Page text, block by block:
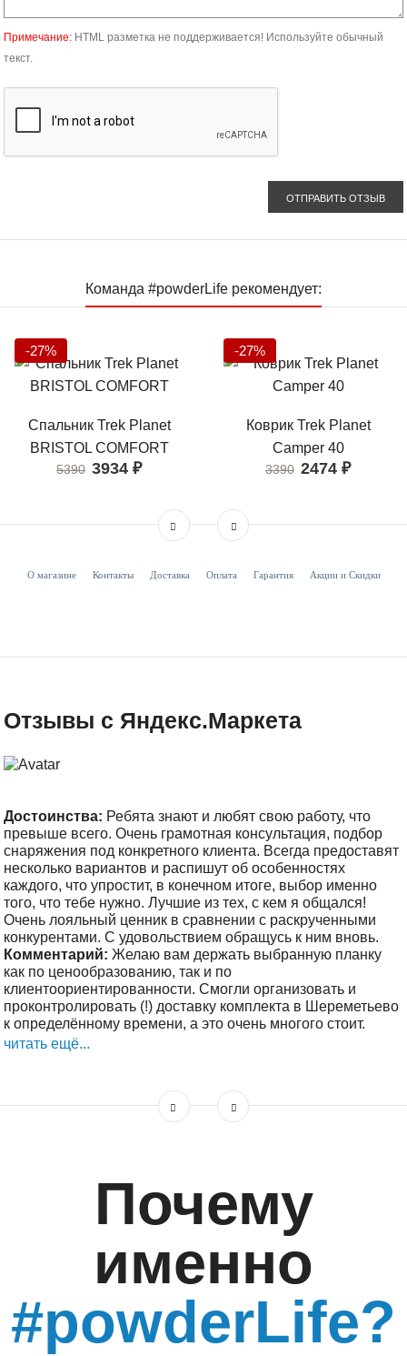
Примечание: HTML разметка не поддерживается! Используйте обычный
текст.
ОТПРАВИТЬ ОТЗЫВ
Команда #powderLife рекомендует:
-27%
Спальник Trek Planet
BRISTOL COMFORT
5390 3934 ₽
-27%
Коврик Trek Planet
Camper 40
3390 2474 ₽
О магазине Контакты Доставка Оплата Гарантия Акции и Скидки
Отзывы с Яндекс.Маркета
Достоинства: Ребята знают и любят свою работу, что
превыше всего. Очень грамотная консультация, подбор
снаряжения под конкретного клиента. Всегда предоставят
несколько вариантов и распишут об особенностях
каждого, что упростит, в конечном итоге, выбор именно
того, что тебе нужно. Лучшие из тех, с кем я общался!
Очень лояльный ценник в сравнении с раскрученными
конкурентами. С удовольствием обращусь к ним вновь.
Комментарий: Желаю вам держать выбранную планку
как по ценообразованию, так и по
клиентоориентированности. Смогли организовать и
проконтролировать (!) доставку комплекта в Шереметьево
к определённому времени, а это очень многого стоит.
читать ещё...
Почему
именно
#powderLife?